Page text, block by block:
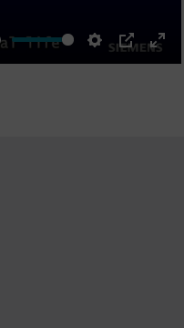
Settings
PIP
Enter